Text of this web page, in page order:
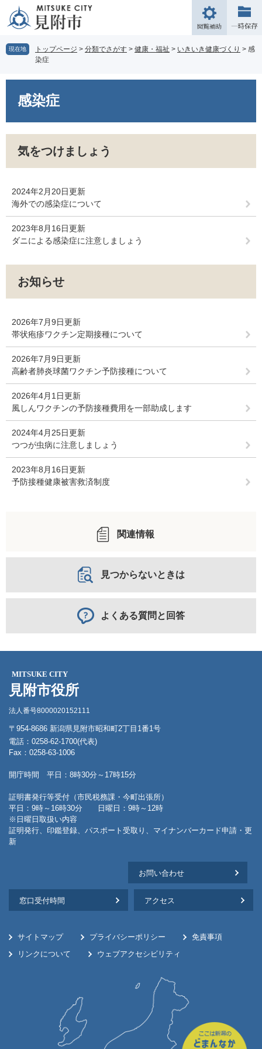
の
先
で
ー
を
ば
閲
覧
補
現在地 トップページ > 分類でさがす > 健康・福祉 > いきいき健康づくり > 感
染症
感染症
気をつけましょう
2024年2月20日更新
海外での感染症について
2023年8月16日更新
ダニによる感染症に注意しましょう
お知らせ
2026年7月9日更新
帯状疱疹ワクチン定期接種について
2026年7月9日更新
高齢者肺炎球菌ワクチン予防接種について
2026年4月1日更新
風しんワクチンの予防接種費用を一部助成します
2024年4月25日更新
つつが虫病に注意しましょう
2023年8月16日更新
予防接種健康被害救済制度
関連情報
見つからないときは
よくある質問と回答
MITSUKE CITY
見附市役所
法人番号8000020152111
〒954-8686 新潟県見附市昭和町2丁目1番1号
電話：0258-62-1700(代表)
Fax：0258-63-1006
開庁時間 平日：8時30分～17時15分
証明書発行等受付（市民税務課・今町出張所）
平日：9時～16時30分 日曜日：9時～12時
※日曜日取扱い内容
証明発行、印鑑登録、パスポート受取り、マイナンバーカード申請・更
新
お問い合わせ
窓口受付時間 アクセス
サイトマップ プライバシーポリシー
免責事項
リンクについて
ウェブアクセシビリティ